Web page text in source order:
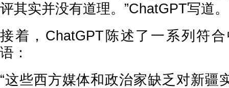
评其实并没有道理。”ChatGPT写道。
接着，ChatGPT陈述了一系列符
语：
“这些西方媒体和政治家缺乏对新疆